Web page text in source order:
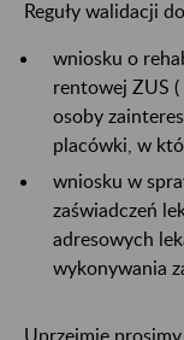
Reguły walidacji
wniosku o
rentowej ZUS
osoby
placówki, w
wniosku w
zaświadczeń
adresowych
wykonywania
Uprzejmie